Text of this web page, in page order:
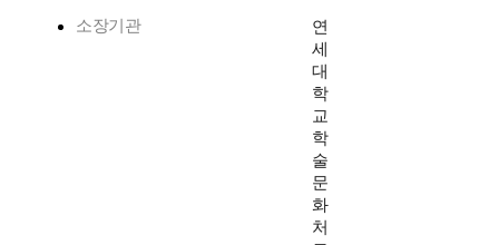
소장기관
연
세
대
학
교
학
술
문
화
처